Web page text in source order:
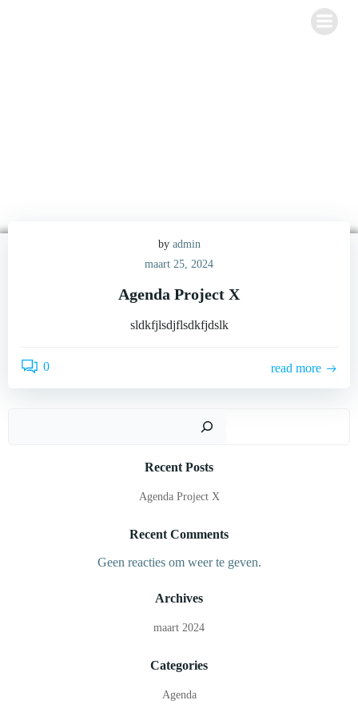
by admin
maart 25, 2024
Agenda Project X
sldkfjlsdjflsdkfjdslk
0 read more
Recent Posts
Agenda Project X
Recent Comments
Geen reacties om weer te geven.
Archives
maart 2024
Categories
Agenda